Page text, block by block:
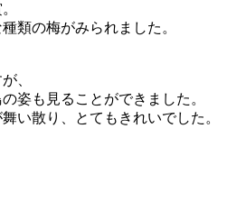
類の梅がみられました。
、
姿も見ることができました。
い散り、とてもきれいでした。